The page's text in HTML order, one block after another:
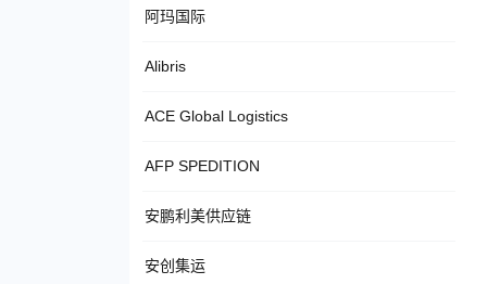
阿玛国际
Alibris
ACE Global Logistics
AFP SPEDITION
安鹏利美供应链
安创集运